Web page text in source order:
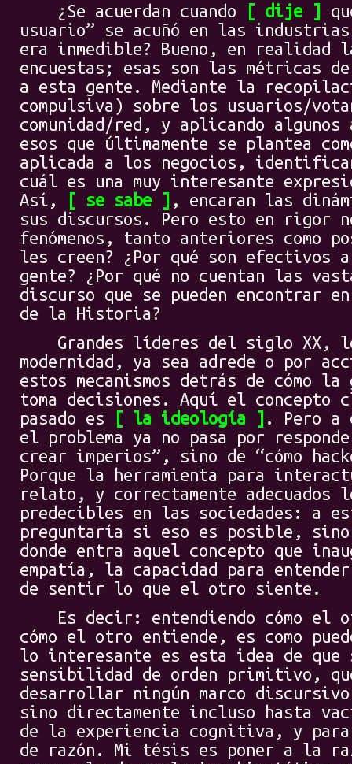
¿Se acuerdan cuando
dije
usuario” se acuñó en las
era inmedible? Bueno, en realidad
encuestas; esas son las métricas
a esta gente. Mediante la
compulsiva) sobre los usuarios/
comunidad/red, y aplicando
esos que últimamente se plantea
aplicada a los negocios,
cuál es una muy interesante
Así,
se sabe
, encaran las
sus discursos. Pero esto en rigor
fenómenos, tanto anteriores como
les creen? ¿Por qué son
gente? ¿Por qué no cuentan las
discurso que se pueden encontrar
de la Historia?
Grandes líderes del siglo XX,
modernidad, ya sea adrede o por
estos mecanismos detrás de cómo
toma decisiones. Aquí el concepto
pasado es
la ideología
. Pero a
el problema ya no pasa por
crear imperios”, sino de “cómo
Porque la herramienta para
relato, y correctamente
predecibles en las sociedades: a
preguntaría si eso es posible,
donde entra aquel concepto que
empatía, la capacidad para
de sentir lo que el otro siente.
Es decir: entendiendo cómo el
cómo el otro entiende, es como
lo interesante es esta idea de que
sensibilidad de orden primitivo,
desarrollar ningún marco
sino directamente incluso hasta
de la experiencia cognitiva, y para
de razón. Mi tésis es poner a la